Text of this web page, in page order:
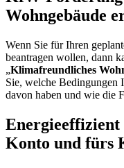
Wohngebäude
Wenn Sie für Ihren
beantragen wollen, dann
„Klima­freundliches
Sie, welche Bedingungen
davon haben und wie die
Konto und fürs